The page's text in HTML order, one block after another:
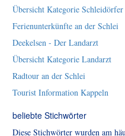
Übersicht Kategorie Schleidörfer
Ferienunterkünfte an der Schlei
Deekelsen - Der Landarzt
Übersicht Kategorie Landarzt
Radtour an der Schlei
Tourist Information Kappeln
beliebte Stichwörter
Diese Stichwörter wurden am